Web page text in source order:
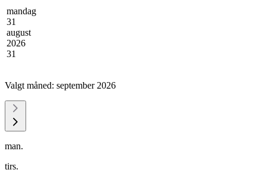
mandag
31
august
2026
31
Valgt måned: september 2026
man.
tirs.